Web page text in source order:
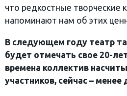
что редкостные творческие
напоминают нам об этих
В следующем году театр
будет отмечать свое 20-
времена коллектив
участников, сейчас – менее